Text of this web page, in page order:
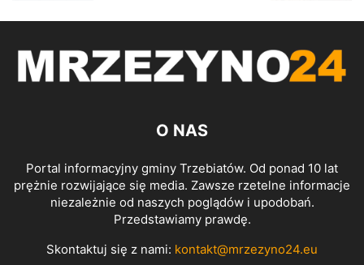
O NAS
Portal informacyjny gminy Trzebiatów. Od ponad 10 lat
prężnie rozwijające się media. Zawsze rzetelne informacje
niezależnie od naszych poglądów i upodobań.
Przedstawiamy prawdę.
Skontaktuj się z nami: kontakt@mrzezyno24.eu